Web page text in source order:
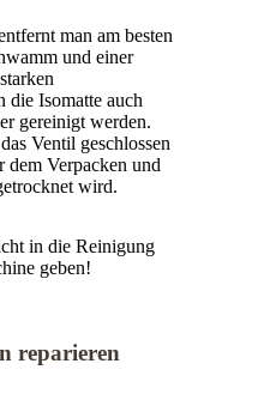
man am besten
und einer
die Isomatte auch
gereinigt werden.
Ventil geschlossen
dem Verpacken und
wird.
in die Reinigung
geben!
reparieren